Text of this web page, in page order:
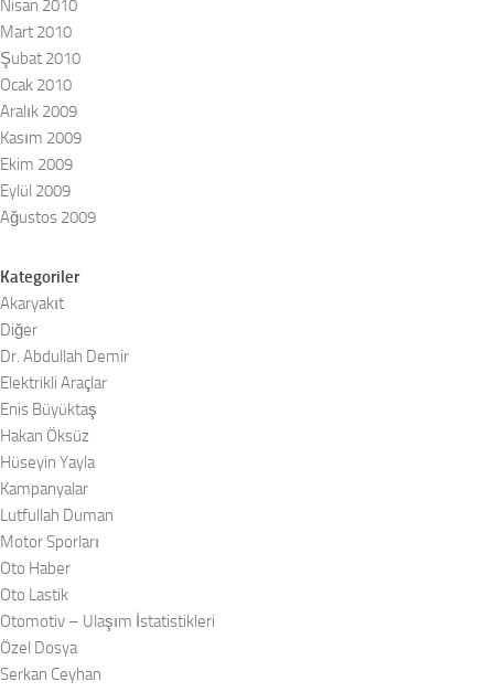
Nisan 2010
Mart 2010
Şubat 2010
Ocak 2010
Aralık 2009
Kasım 2009
Ekim 2009
Eylül 2009
Ağustos 2009
Kategoriler
Akaryakıt
Diğer
Dr. Abdullah Demir
Elektrikli Araçlar
Enis Büyüktaş
Hakan Öksüz
Hüseyin Yayla
Kampanyalar
Lutfullah Duman
Motor Sporları
Oto Haber
Oto Lastik
Otomotiv – Ulaşım İstatistikleri
Özel Dosya
Serkan Ceyhan